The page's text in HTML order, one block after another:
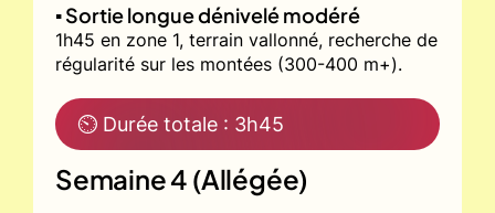
▪️ Sortie longue dénivelé modéré
1h45 en zone 1, terrain vallonné, recherche de
régularité sur les montées (300-400 m+).
⏲ Durée totale : 3h45
Semaine 4 (Allégée)